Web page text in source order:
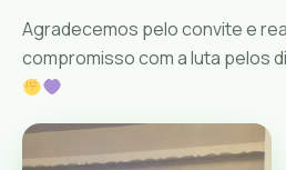
Agradecemos pelo convite e
compromisso com a luta pelos